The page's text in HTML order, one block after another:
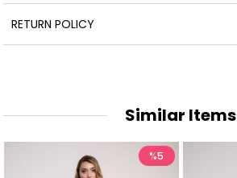
RETURN POLICY
Similar Items